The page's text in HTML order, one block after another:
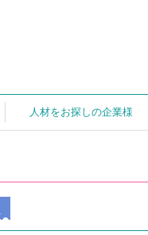
人材をお探しの企業様